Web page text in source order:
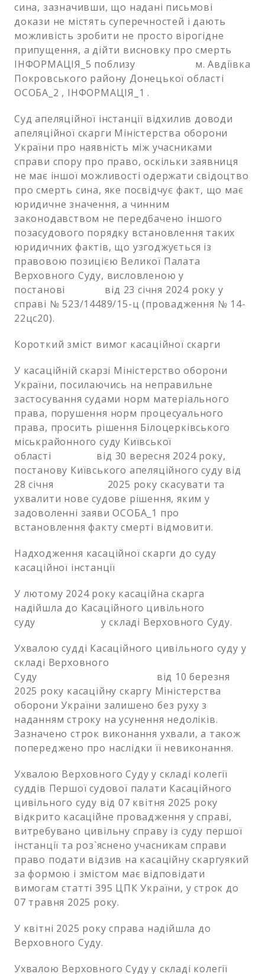
сина, зазначивши, що надані письмові
докази не містять суперечностей і дають
можливість зробити не просто вірогідне
припущення, а дійти висновку про смерть
ІНФОРМАЦІЯ_5 поблизу м. Авдіївка
Покровського району Донецької області
ОСОБА_2 , ІНФОРМАЦІЯ_1 .
Суд апеляційної інстанції відхилив доводи
апеляційної скарги Міністерства оборони
України про наявність між учасниками
справи спору про право, оскільки заявниця
не має іншої можливості одержати свідоцтво
про смерть сина, яке посвідчує факт, що має
юридичне значення, а чинним
законодавством не передбачено іншого
позасудового порядку встановлення таких
юридичних фактів, що узгоджується із
правовою позицією Великої Палата
Верховного Суду, висловленою у
постанові від 23 січня 2024 року у
справі № 523/14489/15-ц (провадження № 14-
22цс20).
Короткий зміст вимог касаційної скарги
У касаційній скарзі Міністерство оборони
України, посилаючись на неправильне
застосування судами норм матеріального
права, порушення норм процесуального
права, просить рішення Білоцерківського
міськрайонного суду Київської
області від 30 вересня 2024 року,
постанову Київського апеляційного суду від
28 січня 2025 року скасувати та
ухвалити нове судове рішення, яким у
задоволенні заяви ОСОБА_1 про
встановлення факту смерті відмовити.
Надходження касаційної скарги до суду
касаційної інстанції
У лютому 2024 року касаційна скарга
надійшла до Касаційного цивільного
суду у складі Верховного Суду.
Ухвалою судді Касаційного цивільного суду у
складі Верховного
Суду від 10 березня
2025 року касаційну скаргу Міністерства
оборони України залишено без руху з
наданням строку на усунення недоліків.
Зазначено строк виконання ухвали, а також
попереджено про наслідки її невиконання.
Ухвалою Верховного Суду у складі колегії
суддів Першої судової палати Касаційного
цивільного суду від 07 квітня 2025 року
відкрито касаційне провадження у справі,
витребувано цивільну справу із суду першої
інстанції та роз`яснено учасникам справи
право подати відзив на касаційну скаргуякий
за формою і змістом має відповідати
вимогам статті 395 ЦПК України, у строк до
07 травня 2025 року.
У квітні 2025 року справа надійшла до
Верховного Суду.
Ухвалою Верховного Суду у складі колегії